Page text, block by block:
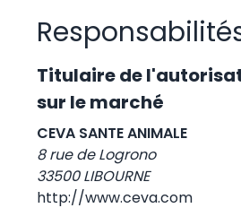
Titulaire de
sur le marché
CEVA SANTE ANIMALE
8 rue de Logrono
33500 LIBOURNE
http://www.ceva.com